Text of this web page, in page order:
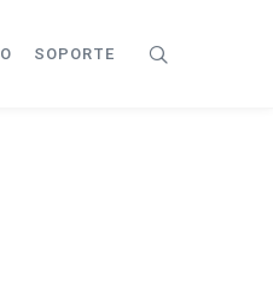
SOPORTE